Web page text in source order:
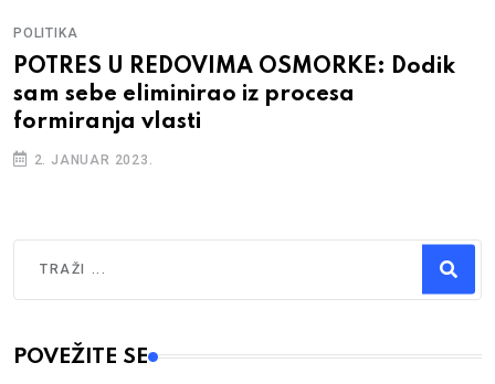
POLITIKA
POTRES U REDOVIMA OSMORKE: Dodik
sam sebe eliminirao iz procesa
formiranja vlasti
2. JANUAR 2023.
Type 2 or more characters for results.
POVEŽITE SE